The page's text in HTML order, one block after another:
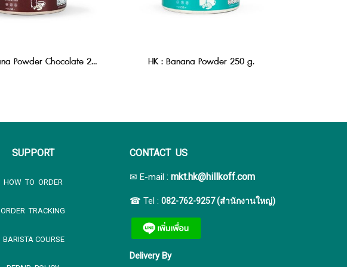
HK : Banana Powder Chocolate 250 g. HK : Banana Powder 250 g.
SUPPORT
HOW TO ORDER
ORDER TRACKING
BARISTA COURSE
CONTACT US
✉ E-mail : mkt.hk@hillkoff.com
☎ Tel : 082-762-9257 (สำนักงานใหญ่)
Delivery By